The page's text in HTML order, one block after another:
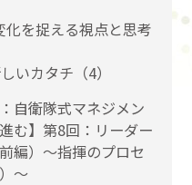
化を捉える視点と思考
いカタチ（4）
自衛隊式マネジメン
む】第8回：リーダー
編）〜指揮のプロセ
〜